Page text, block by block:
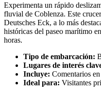
Experimenta un rápido
fluvial de Coblenza. Este
Deutsches Eck, a lo más
históricas del paseo marítimo
horas.
Tipo de embarcación:
Lugares de interés
Incluye: Comentarios
Ideal para: Visitantes